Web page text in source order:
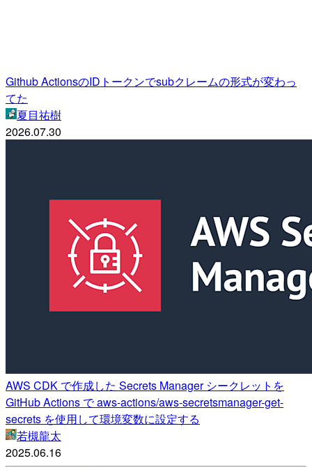
Github ActionsのIDトークンでsubクレームの形式が変わっ
てた
夏目祐樹
2026.07.30
AWS CDK で作成した Secrets Manager シークレットを
GitHub Actions で aws-actions/aws-secretsmanager-get-
secrets を使用して環境変数に設定する
若槻龍太
2025.06.16